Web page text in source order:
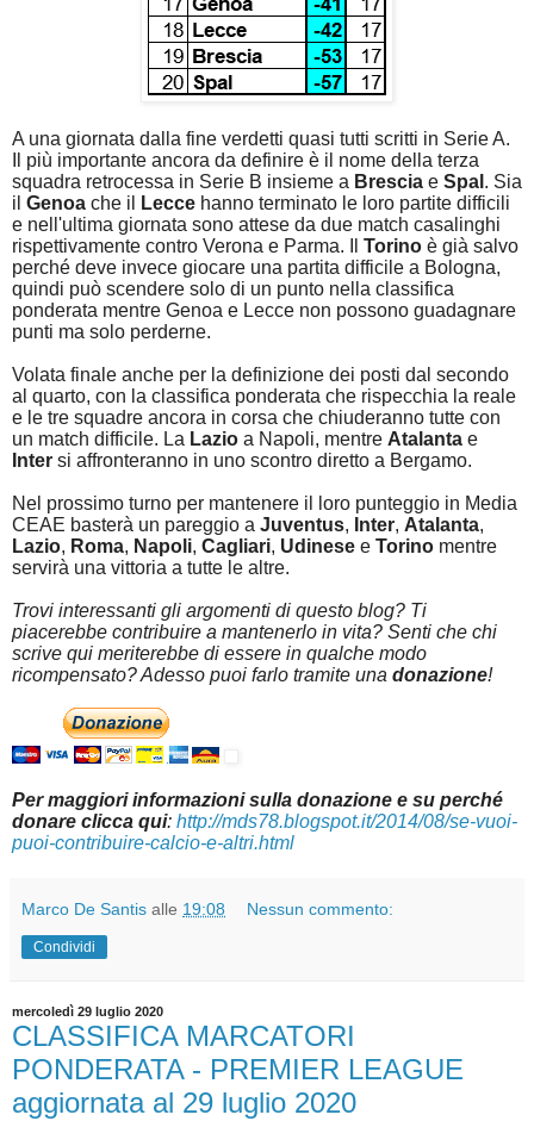
A una giornata dalla fine verdetti quasi tutti scritti in Serie A.
Il più importante ancora da definire è il nome della terza
squadra retrocessa in Serie B insieme a Brescia e Spal . Sia
il Genoa che il Lecce hanno terminato le loro partite difficili
e nell'ultima giornata sono attese da due match casalinghi
rispettivamente contro Verona e Parma. Il Torino è già salvo
perché deve invece giocare una partita difficile a Bologna,
quindi può scendere solo di un punto nella classifica
ponderata mentre Genoa e Lecce non possono guadagnare
punti ma solo perderne.
Volata finale anche per la definizione dei posti dal secondo
al quarto, con la classifica ponderata che rispecchia la reale
e le tre squadre ancora in corsa che chiuderanno tutte con
un match difficile. La Lazio a Napoli, mentre Atalanta e
Inter si affronteranno in uno scontro diretto a Bergamo.
Nel prossimo turno per mantenere il loro punteggio in Media
CEAE basterà un pareggio a Juventus, Inter, Atalanta,
Lazio, Roma, Napoli, Cagliari, Udinese e Torino mentre
servirà una vittoria a tutte le altre.
Trovi interessanti gli argomenti di questo blog? Ti
piacerebbe contribuire a mantenerlo in vita? Senti che chi
scrive qui meriterebbe di essere in qualche modo
ricompensato? Adesso puoi farlo tramite una donazione!
Per maggiori informazioni sulla donazione e su perché
donare clicca qui: http://mds78.blogspot.it/2014/08/se-vuoi-
puoi-contribuire-calcio-e-altri.html
Marco De Santis alle 19:08 Nessun commento:
Condividi
mercoledì 29 luglio 2020
CLASSIFICA MARCATORI
PONDERATA - PREMIER LEAGUE
aggiornata al 29 luglio 2020